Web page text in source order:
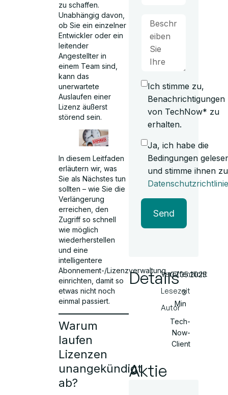
zu schaffen.
Unabhängig davon,
ob Sie ein einzelner
Entwickler oder ein
leitender
Angestellter in
einem Team sind,
kann das
unerwartete
Auslaufen einer
Lizenz äußerst
störend sein.
In diesem Leitfaden
erläutern wir, was
Sie als Nächstes tun
sollten – wie Sie die
Verlängerung
erreichen, den
Zugriff so schnell
wie möglich
wiederherstellen
und eine
intelligentere
Abonnement-/Lizenzverwaltung
einrichten, damit so
etwas nicht noch
einmal passiert.
Warum
laufen
Lizenzen
unangekündigt
ab?
Ich stimme zu,
Benachrichtigungen
von TechNow* zu
erhalten.
Ja, ich habe die
Bedingungen
und stimme ihnen
Datenschutzrichtlinie
Send
DetailsVeröffentlicht
Lesezeit
Autor
07.05.2025
3
Min
Tech-
Now-
Client
Aktie